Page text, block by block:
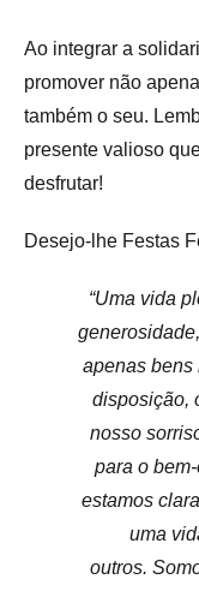
Ao integrar a
promover não
também o seu.
presente valioso
desfrutar!
Desejo-lhe Festas
“Uma vida
apenas bens
disposição,
nosso
para o
estamos
uma
outros.